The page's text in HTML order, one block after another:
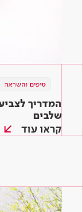
טיפים והשראה
שלבים
קראו עוד